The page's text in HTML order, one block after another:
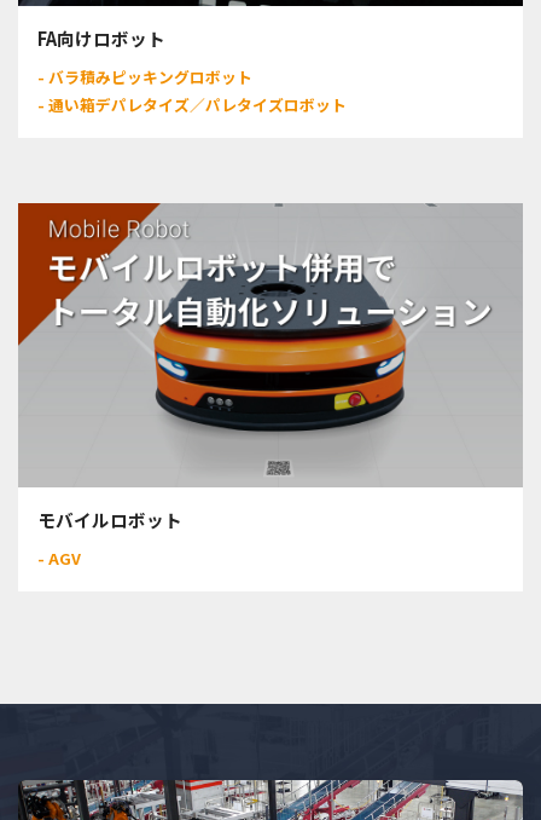
FA向けロボット
- バラ積みピッキングロボット
- 通い箱デパレタイズ／パレタイズロボット
モバイルロボット
- AGV